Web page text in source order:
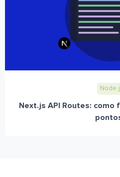
Next.js API Routes: como